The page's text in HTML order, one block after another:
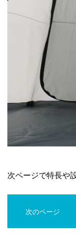
次ページで特長や
次のページ